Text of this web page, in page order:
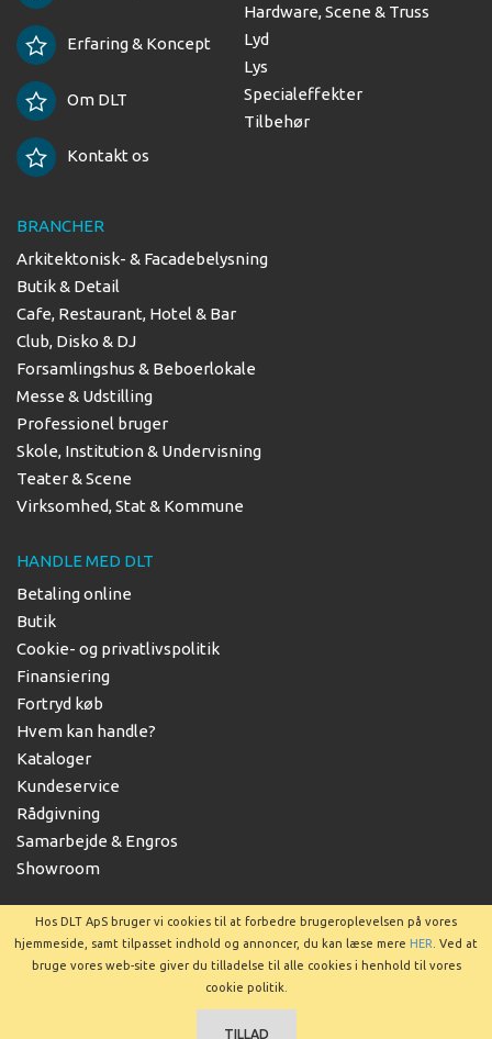
Erfaring & Koncept
Om DLT
Kontakt os
Hardware, Scene & Truss
Lyd
Lys
Specialeffekter
Tilbehør
BRANCHER
Arkitektonisk- & Facadebelysning
Butik & Detail
Cafe, Restaurant, Hotel & Bar
Club, Disko & DJ
Forsamlingshus & Beboerlokale
Messe & Udstilling
Professionel bruger
Skole, Institution & Undervisning
Teater & Scene
Virksomhed, Stat & Kommune
HANDLE MED DLT
Betaling online
Butik
Cookie- og privatlivspolitik
Finansiering
Fortryd køb
Hvem kan handle?
Kataloger
Kundeservice
Rådgivning
Samarbejde & Engros
Showroom
Copyright © 2025 DLT ApS
Hos DLT ApS bruger vi cookies til at forbedre brugeroplevelsen på vores
hjemmeside, samt tilpasset indhold og annoncer, du kan læse mere HER . Ved at
bruge vores web-site giver du tilladelse til alle cookies i henhold til vores
cookie politik.
TILLAD